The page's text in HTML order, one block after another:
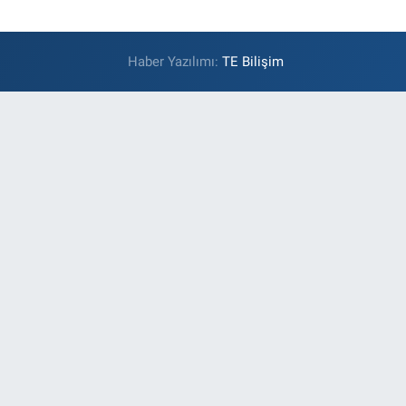
Haber Yazılımı:TE Bilişim